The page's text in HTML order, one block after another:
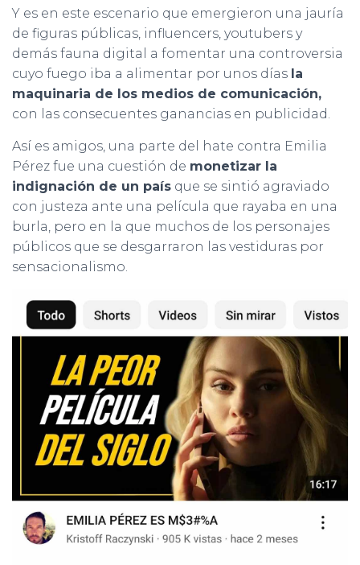
Y es en este escenario que emergieron una jauría
de figuras públicas, influencers, youtubers y
demás fauna digital a fomentar una controversia
cuyo fuego iba a alimentar por unos días la
maquinaria de los medios de comunicación,
con las consecuentes ganancias en publicidad.
Así es amigos, una parte del hate contra Emilia
Pérez fue una cuestión de monetizar la
indignación de un país que se sintió agraviado
con justeza ante una película que rayaba en una
burla, pero en la que muchos de los personajes
públicos que se desgarraron las vestiduras por
sensacionalismo.